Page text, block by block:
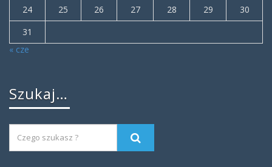
24
25 26 27 28 29
30
31
« cze
Szukaj…